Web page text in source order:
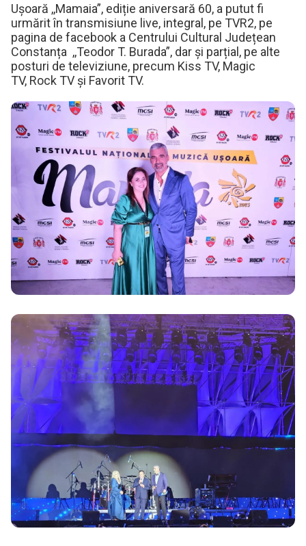
Ușoară ,,Mamaia”, ediție aniversară 60, a putut fi
urmărit în transmisiune live, integral, pe TVR2, pe
pagina de facebook a Centrului Cultural Județean
Constanța ,,Teodor T. Burada”, dar și parțial, pe alte
posturi de televiziune, precum Kiss TV, Magic
TV, Rock TV şi Favorit TV.